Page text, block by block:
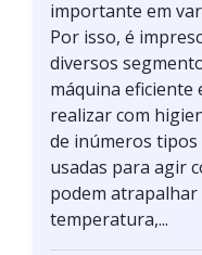
importante em
Por isso, é
diversos
máquina eficiente
realizar com
de inúmeros tipos
usadas para agir
podem atrapalhar
temperatura,...